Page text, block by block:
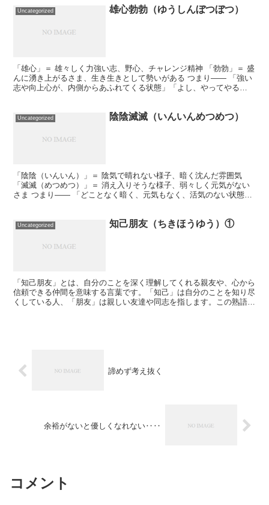
Uncategorized 雄心勃勃（ゆうしんぼつぼつ）
「雄心」＝ 雄々しく力強い志、野心、チャレンジ精神 「勃勃」＝ 盛
んに湧き上がるさま、生き生きとして勢いがある つまり―― 「強い
志や向上心が、内側からあふれてくる状態」「よし、やってやる
Uncategorized 陰陰滅滅（いんいんめつめつ）
「陰陰（いんいん）」＝ 陰気で晴れない様子、暗く沈んだ雰囲気
「滅滅（めつめつ）」＝ 消え入りそうな様子、弱々しく元気がない
さま つまり―― 「どことなく暗く、元気もなく、活気のない状態」
Uncategorized 知己朋友（ちきほうゆう）①
「知己朋友」とは、自分のことを深く理解してくれる親友や、心から
信頼できる仲間を意味する言葉です。「知己」は自分のことを知り尽
くしている人、「朋友」は親しい友達や同志を指します。この熟語
諦めず考え抜く
余裕がないと優しくなれない‥‥
コメント